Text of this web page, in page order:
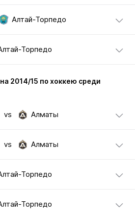
Алтай-Торпедо
Торпедо
2014/15 по хоккею среди
vs Алматы
vs Алматы
Торпедо
Торпедо